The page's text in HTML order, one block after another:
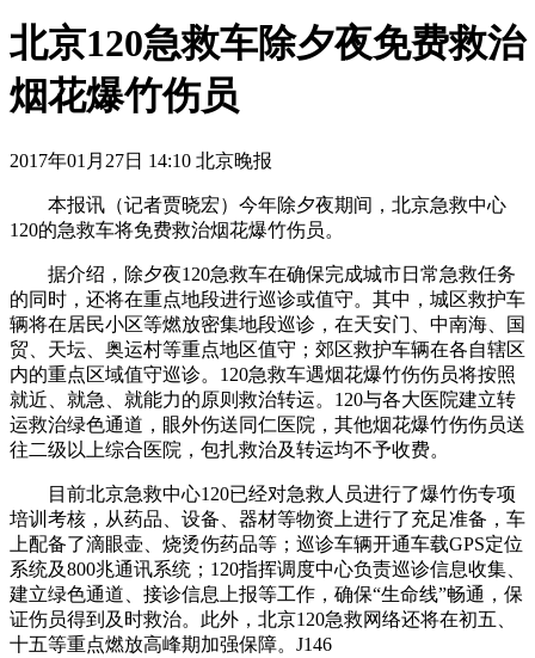
北京120急救车除夕夜免费救治
烟花爆竹伤员
2017年01月27日 14:10 北京晚报
本报讯（记者贾晓宏）今年除夕夜期间，北京急救中心
120的急救车将免费救治烟花爆竹伤员。
据介绍，除夕夜120急救车在确保完成城市日常急救任务
的同时，还将在重点地段进行巡诊或值守。其中，城区救护车
辆将在居民小区等燃放密集地段巡诊，在天安门、中南海、国
贸、天坛、奥运村等重点地区值守；郊区救护车辆在各自辖区
内的重点区域值守巡诊。120急救车遇烟花爆竹伤伤员将按照
就近、就急、就能力的原则救治转运。120与各大医院建立转
运救治绿色通道，眼外伤送同仁医院，其他烟花爆竹伤伤员送
往二级以上综合医院，包扎救治及转运均不予收费。
目前北京急救中心120已经对急救人员进行了爆竹伤专项
培训考核，从药品、设备、器材等物资上进行了充足准备，车
上配备了滴眼壶、烧烫伤药品等；巡诊车辆开通车载GPS定位
系统及800兆通讯系统；120指挥调度中心负责巡诊信息收集、
建立绿色通道、接诊信息上报等工作，确保“生命线”畅通，保
证伤员得到及时救治。此外，北京120急救网络还将在初五、
十五等重点燃放高峰期加强保障。J146